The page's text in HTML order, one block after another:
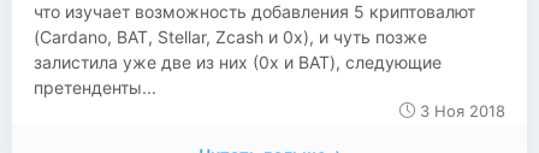
что изучает возможность добавления 5 криптовалют
(Cardano, BAT, Stellar, Zcash и 0x), и чуть позже
залистила уже две из них (0x и BAT), следующие
претенденты...
3 Ноя 2018